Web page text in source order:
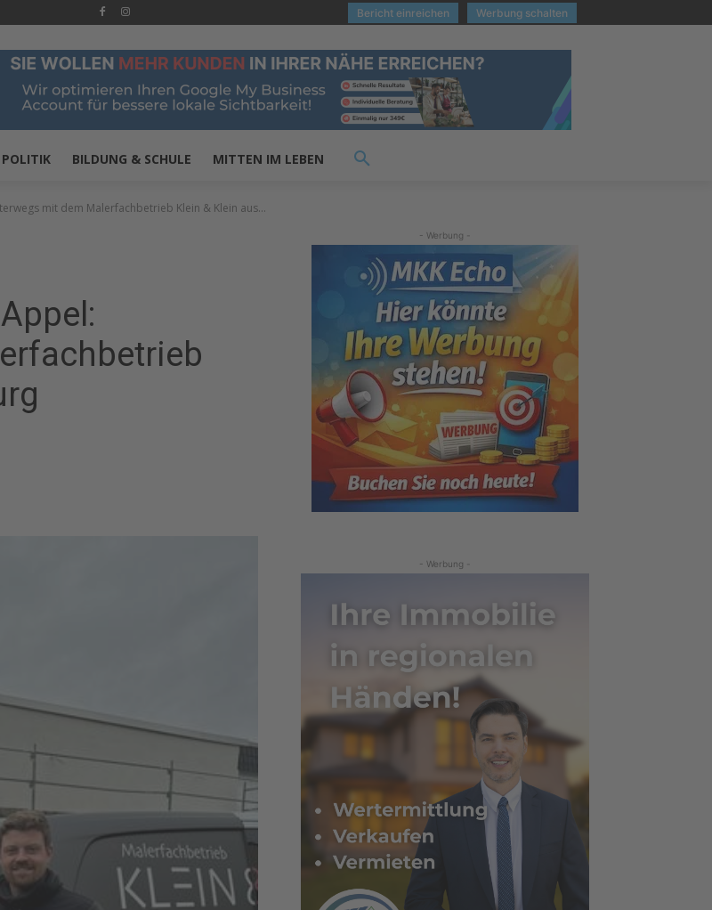
Bericht einreichen Werbung schalten
POLITIK BILDUNG & SCHULE MITTEN IM LEBEN
mit dem Malerfachbetrieb Klein & Klein aus...
- Werbung -
- Werbung -